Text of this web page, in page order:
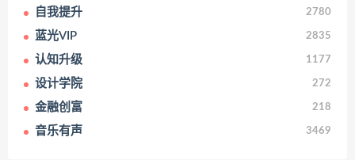
自我提升 2780
蓝光VIP 2835
认知升级 1177
设计学院 272
金融创富 218
音乐有声 3469